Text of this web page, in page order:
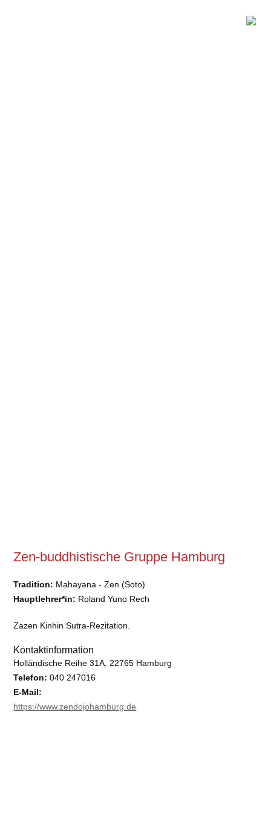
Zen-buddhistische Gruppe Hamburg
Tradition: Mahayana - Zen (Soto)
Hauptlehrer*in: Roland Yuno Rech
Zazen Kinhin Sutra-Rezitation.
Kontaktinformation
Holländische Reihe 31A, 22765 Hamburg
Telefon: 040 247016
E-Mail:
https://www.zendojohamburg.de